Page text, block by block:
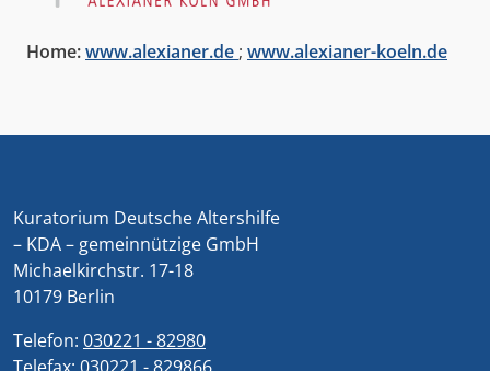
Home:www.alexianer.de ; www.alexianer-koeln.de
Kuratorium Deutsche Altershilfe
– KDA – gemeinnützige GmbH
Michaelkirchstr. 17-18
10179 Berlin
Telefon: 030221 - 82980